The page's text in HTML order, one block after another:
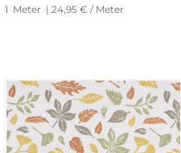
1 Meter | 24,95 € / Meter